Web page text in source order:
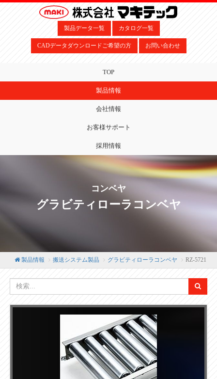
製品データ一覧 カタログ一覧
CADデータダウンロードご希望の方 お問い合わせ
TOP
製品情報
会社情報
お客様サポート
採用情報
コンベヤ
グラビティローラコンベヤ
製品情報 搬送システム製品 グラビティローラコンベヤ RZ-5721